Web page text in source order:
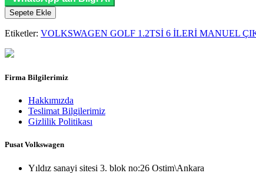
Sepete Ekle
Etiketler: VOLKSWAGEN GOLF 1.2TSİ 6 İLERİ MANUEL
Firma Bilgilerimiz
Hakkımızda
Teslimat Bilgilerimiz
Gizlilik Politikası
Pusat Volkswagen
Yıldız sanayi sitesi 3. blok no:26 Ostim\Ankara